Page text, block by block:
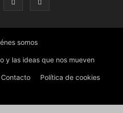
somos
y las ideas que nos mueven
Contacto Política de cookies